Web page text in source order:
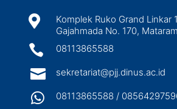

Komplek Ruko Grand Linkar
Gajahmada No. 170,
 08113865588
 sekretariat@pjj.dinus.ac.id
 08113865588 /